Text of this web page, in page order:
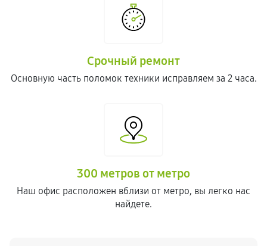
Срочный ремонт
Основную часть поломок техники исправляем за 2 часа.
300 метров от метро
Наш офис расположен вблизи от метро, вы легко нас
найдете.